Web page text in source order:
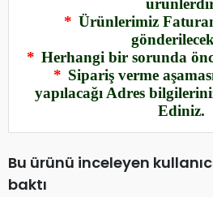
* Ürünlerimiz
* Herhangi bir sorunda
* Sipariş verme
yapılacağı Adres
Ediniz.
Bu ürünü inceleyen
baktı